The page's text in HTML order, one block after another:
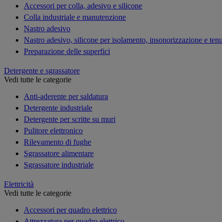
Accessori per colla, adesivo e silicone
Colla industriale e manutenzione
Nastro adesivo
Nastro adesivo, silicone per isolamento, insonorizzazione e
Preparazione delle superfici
Detergente e sgrassatore
Vedi tutte le categorie
Anti-aderente per saldatura
Detergente industriale
Detergente per scritte su muri
Pulitore elettronico
Rilevamento di fughe
Sgrassatore alimentare
Sgrassatore industriale
Elettricità
Vedi tutte le categorie
Accessori per quadro elettrico